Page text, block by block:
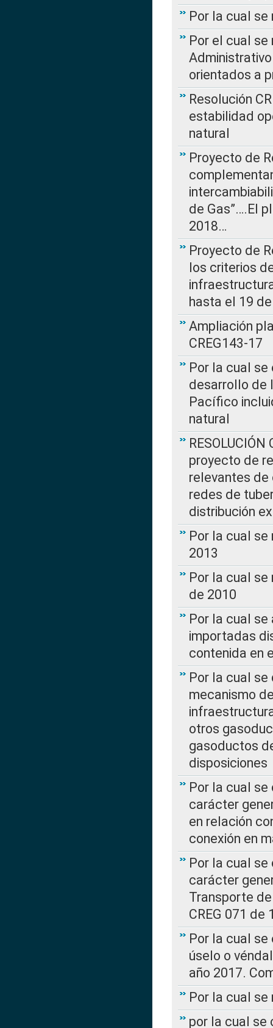
Por la cual
Por el cual
orientados a
Resolución
estabilidad
natural
Proyecto de
de Gas”….El
2018…
Proyecto de
los criterios
hasta el 19
Ampliación
CREG143-17
Por la cual
desarrollo de
Pacífico
natural
proyecto de
relevantes de
redes de
distribución
Por la cual se
2013
Por la cual se
de 2010
Por la cual
importadas
contenida en
Por la cual se
mecanismo
otros
gasoductos
disposiciones
Por la cual
carácter
en relación
conexión en
Por la cual
carácter
Transporte
CREG 071 de
Por la cual
úselo o
año 2017.
Por la cual se
por la cual se